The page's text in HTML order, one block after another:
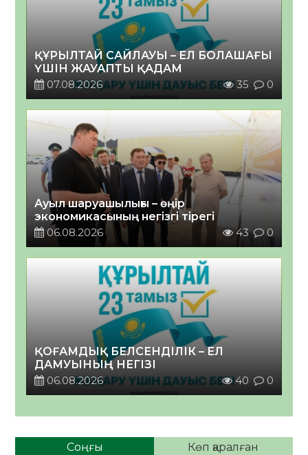
ҚҰРЫЛТАЙ САЙЛАУЫ – ЕЛ БОЛАШАҒЫ
ҮШІН ЖАУАПТЫ ҚАДАМ
07.08.2026
35 0
Ауыл шаруашылығы – өңір
экономикасының негізгі тірегі
06.08.2026
43 0
ҚОҒАМДЫҚ БЕЛСЕНДІЛІК – ЕЛ
ДАМУЫНЫҢ НЕГІЗІ
06.08.2026
40 0
Соңғы Көп қаралған